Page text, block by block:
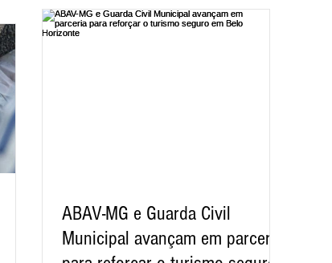
ABAV-MG e Guarda Civil
Municipal avançam em parceria